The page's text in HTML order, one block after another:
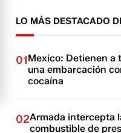
LO MÁS DESTACADO
01Mexico: Detienen a
una embarcación
cocaína
02Armada intercepta
combustible de